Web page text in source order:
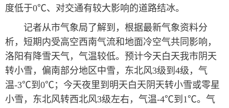
度低于0℃、对交通有较大影响的道路结冰。
记者从市气象局了解到，根据最新气象资料分
析，短期内受高空西南气流和地面冷空气共同影响，
洛阳有降雪天气，气温较低。预计今天白天我市阴天
转小雪，偏南部分地区中雪，东北风3级到4级，气
温-3℃到0℃；今天夜里到明天白天阴天转小雪或零星
小雪，东北风转西北风3级左右，气温-4℃到1℃。气